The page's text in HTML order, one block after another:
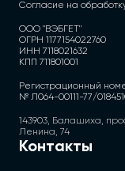
Согласие на
ООО "ВЭБГЕТ"
ОГРН 1177154022760
ИНН 7118021632
КПП 711801001
Регистрационный
№ Л064-00111-77/
143903, Балашиха,
Ленина, 74
Контакты